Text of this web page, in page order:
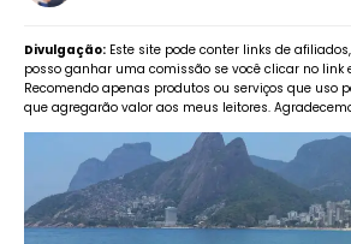
Divulgação: Este site pode conter links de
posso ganhar uma comissão se você clicar no link
Recomendo apenas produtos ou serviços que uso
que agregarão valor aos meus leitores.